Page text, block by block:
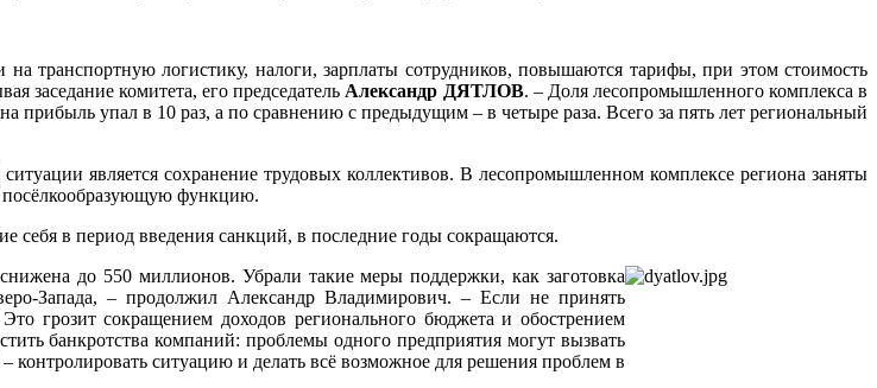
транспортную логистику, налоги, зарплаты сотрудников, повышаются тарифы, при этом стоимость
заседание комитета, его председатель Александр ДЯТЛОВ. – Доля лесопромышленного комплекса в
прибыль упал в 10 раз, а по сравнению с предыдущим – в четыре раза. Всего за пять лет региональный
является сохранение трудовых коллективов. В лесопромышленном комплексе региона заняты
посёлкообразующую функцию.
в период введения санкций, в последние годы сокращаются.
до 550 миллионов. Убрали такие меры поддержки, как заготовка
Запада, – продолжил Александр Владимирович. – Если не принять
грозит сокращением доходов регионального бюджета и обострением
банкротства компаний: проблемы одного предприятия могут вызвать
ситуацию и делать всё возможное для решения проблем в